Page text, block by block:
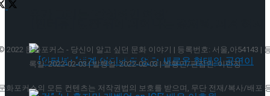
유가 그리는 ‘감성적인 여정’
2022 문화포커스 - 당신이 알고 싶던 문화 이야기 | 등록번호: 서울,아54143 |
록일: 2022-02-03 | 발행일: 2022-02-03 | 발행인/편집인: 이민정
화포커스의 모든 컨텐츠는 저작권법의 보호를 받으며, 무단 전재/복사/배포